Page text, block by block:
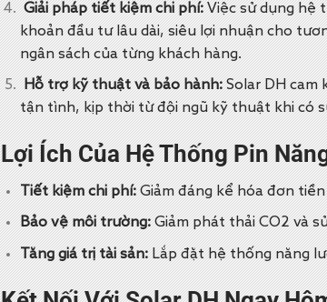
Giải pháp tiết kiệm chi phí:Việc sử dụng hệ
khoản đầu tư lâu dài, siêu lợi nhuận cho
ngân sách của từng khách hàng.
Hỗ trợ kỹ thuật và bảo hành:Solar DH cam
tận tình, kịp thời từ đội ngũ kỹ thuật khi có
Lợi Ích Của Hệ Thống Pin
Tiết kiệm chi phí:Giảm đáng kể hóa đơn
Bảo vệ môi trường:Giảm phát thải CO2 và
Tăng giá trị tài sản:Lắp đặt hệ thống năng